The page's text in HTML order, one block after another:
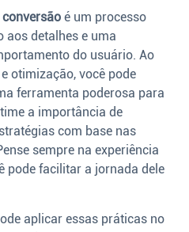
é um processo
aos detalhes e uma
do usuário. Ao
otimização, você pode
ferramenta poderosa para
a importância de
com base nas
sempre na experiência
pode facilitar a jornada dele
aplicar essas práticas no